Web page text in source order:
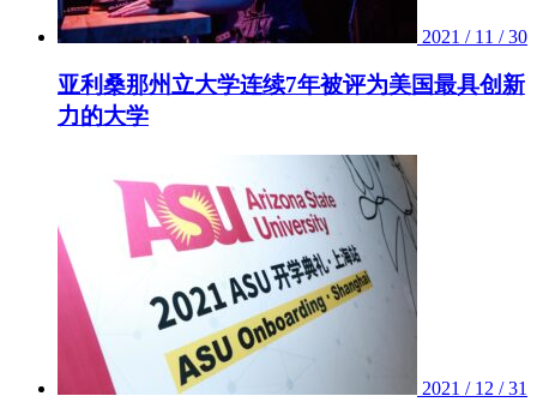
2021 / 11 / 30
亚利桑那州立大学连续7年被评为美国最具创新
力的大学
2021 / 12 / 31